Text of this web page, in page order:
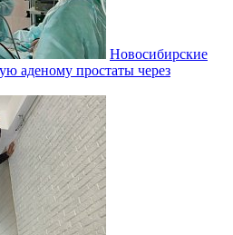
Новосибирские
аденому простаты через